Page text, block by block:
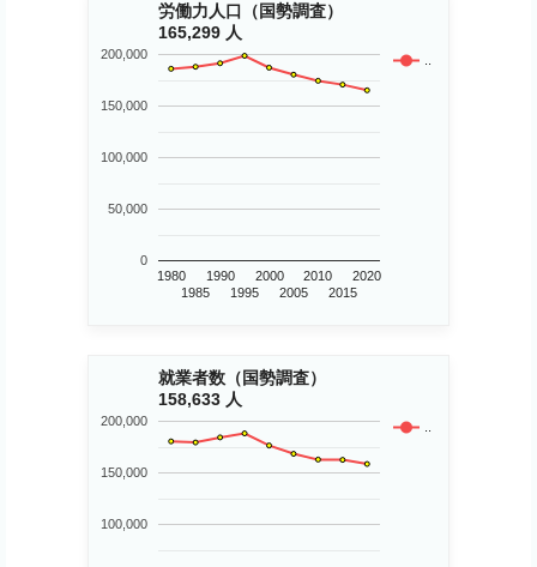
労働力人口（国勢調査）
165,299 人
..
1980
1985
1990
1995
2000
2005
2010
2015
2020
0
50,000
100,000
150,000
200,000
就業者数（国勢調査）
158,633 人
..
100,000
150,000
200,000